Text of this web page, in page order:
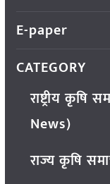
E-paper
CATEGORY
राष्ट्रीय
News)
राज्य कृषि